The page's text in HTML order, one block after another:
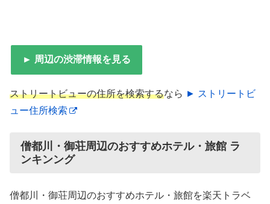
► 周辺の渋滞情報を見る
ストリートビューの住所を検索するなら ► ストリートビ
ュー住所検索
僧都川・御荘周辺のおすすめホテル・旅館 ラ
ンキンング
僧都川・御荘周辺のおすすめホテル・旅館を楽天トラベ